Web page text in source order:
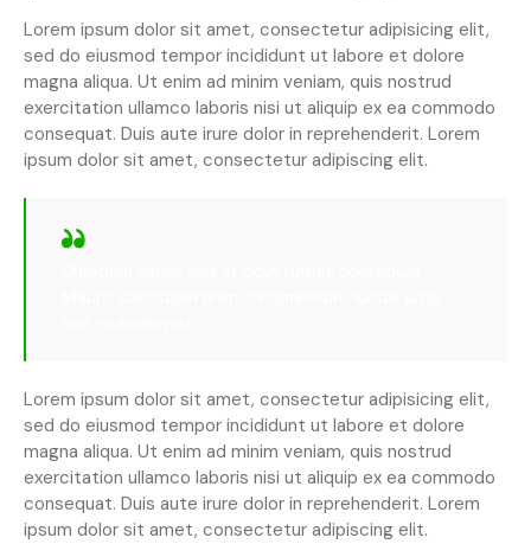
Lorem ipsum dolor sit amet, consectetur adipisicing elit,
sed do eiusmod tempor incididunt ut labore et dolore
magna aliqua. Ut enim ad minim veniam, quis nostrud
exercitation ullamco laboris nisi ut aliquip ex ea commodo
consequat. Duis aute irure dolor in reprehenderit. Lorem
ipsum dolor sit amet, consectetur adipiscing elit.
Lorem ipsum dolor sit amet, consectetur adipisicing elit,
sed do eiusmod tempor incididunt ut labore et dolore
magna aliqua. Ut enim ad minim veniam, quis nostrud
exercitation ullamco laboris nisi ut aliquip ex ea commodo
consequat. Duis aute irure dolor in reprehenderit. Lorem
ipsum dolor sit amet, consectetur adipiscing elit.